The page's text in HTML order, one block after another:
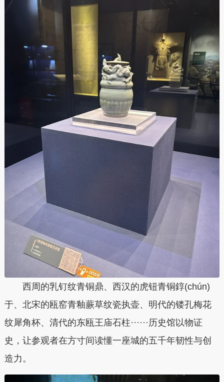
西周的乳钉纹青铜鼎、西汉的虎钮青铜錞(chún)
于、北宋的瓯窑青釉蕨草纹瓷执壶、明代的镂孔梅花
纹犀角杯、清代的东瓯王庙石柱······历史馆以物证
史，让参观者在方寸间读懂一座城的五千年韧性与创
造力。